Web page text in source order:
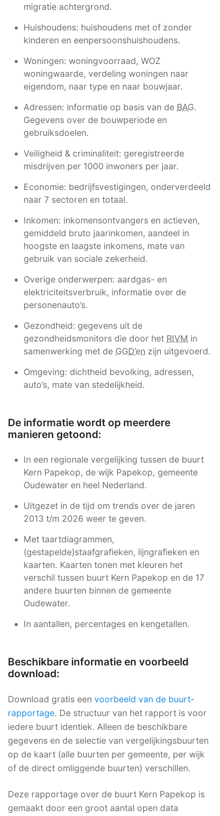
migratie achtergrond.
Huishoudens: huishoudens met of zonder
kinderen en eenpersoonshuishoudens.
Woningen: woningvoorraad, WOZ
woningwaarde, verdeling woningen naar
eigendom, naar type en naar bouwjaar.
Adressen: informatie op basis van de BAG.
Gegevens over de bouwperiode en
gebruiksdoelen.
Veiligheid & criminaliteit: geregistreerde
misdrijven per 1000 inwoners per jaar.
Economie: bedrijfsvestigingen, onderverdeeld
naar 7 sectoren en totaal.
Inkomen: inkomensontvangers en actieven,
gemiddeld bruto jaarinkomen, aandeel in
hoogste en laagste inkomens, mate van
gebruik van sociale zekerheid.
Overige onderwerpen: aardgas- en
elektriciteitsverbruik, informatie over de
personenauto’s.
Gezondheid: gegevens uit de
gezondheidsmonitors die door het RIVM in
samenwerking met de GGD’en zijn uitgevoerd.
Omgeving: dichtheid bevolking, adressen,
auto’s, mate van stedelijkheid.
De informatie wordt op meerdere
manieren getoond:
In een regionale vergelijking tussen de buurt
Kern Papekop, de wijk Papekop, gemeente
Oudewater en heel Nederland.
Uitgezet in de tijd om trends over de jaren
2013 t/m 2026 weer te geven.
Met taartdiagrammen,
(gestapelde)staafgrafieken, lijngrafieken en
kaarten. Kaarten tonen met kleuren het
verschil tussen buurt Kern Papekop en de 17
andere buurten binnen de gemeente
Oudewater.
In aantallen, percentages en kengetallen.
Beschikbare informatie en voorbeeld
download:
Download gratis een voorbeeld van de buurt-
rapportage. De structuur van het rapport is voor
iedere buurt identiek. Alleen de beschikbare
gegevens en de selectie van vergelijkingsbuurten
op de kaart (alle buurten per gemeente, per wijk
of de direct omliggende buurten) verschillen.
Deze rapportage over de buurt Kern Papekop is
gemaakt door een groot aantal open data